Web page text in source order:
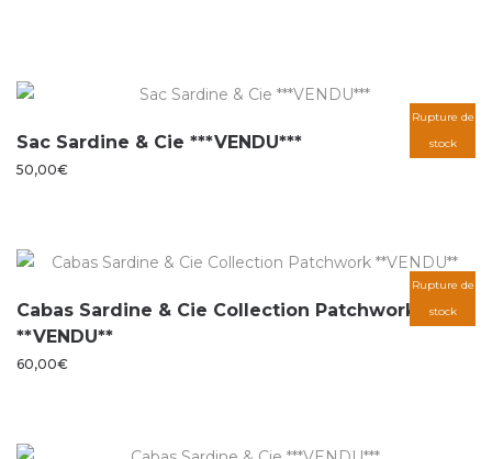
Rupture de
stock
Sac Sardine & Cie ***VENDU***
50,00€
Rupture de
stock
Cabas Sardine & Cie Collection Patchwork
**VENDU**
60,00€